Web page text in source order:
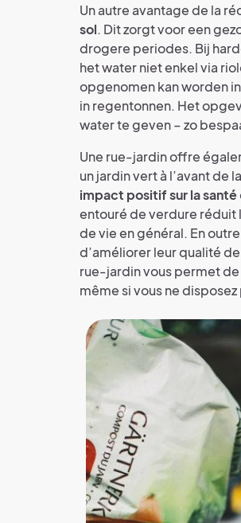
Un autre avantage de la
sol. Dit zorgt voor een
drogere periodes. Bij
het water niet enkel via
opgenomen kan worden
in regentonnen. Het
water te geven – zo
Une rue-jardin offre
un jardin vert à l’avant de
impact positif sur la santé
entouré de verdure réduit
de vie en général. En
d’améliorer leur qualité
rue-jardin vous permet
même si vous ne disposez